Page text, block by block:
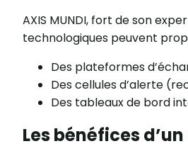
AXIS MUNDI, fort de son
technologiques peuvent
Des plateformes
Des cellules d’alerte
Des tableaux de bord
Les bénéfices